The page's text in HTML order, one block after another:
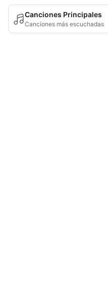
Canciones Principales
Canciones más escuchadas